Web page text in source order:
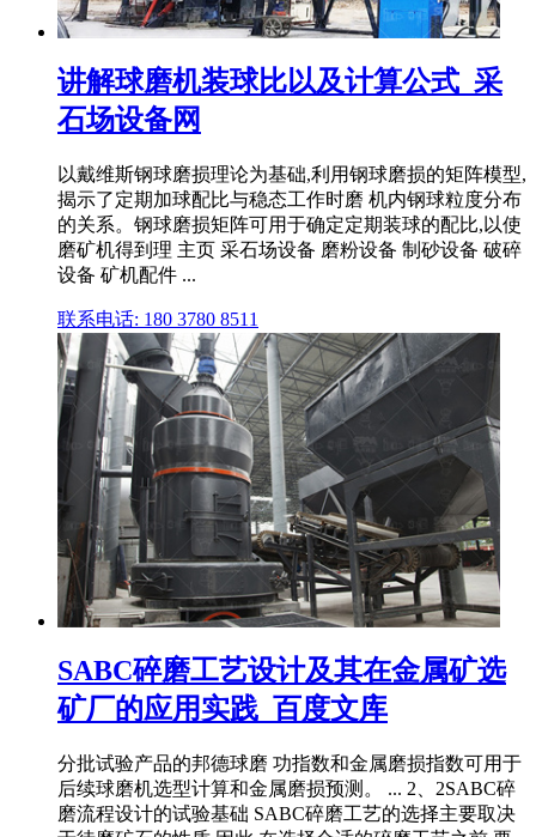
讲解球磨机装球比以及计算公式_采
石场设备网
以戴维斯钢球磨损理论为基础,利用钢球磨损的矩阵模型,
揭示了定期加球配比与稳态工作时磨 机内钢球粒度分布
的关系。钢球磨损矩阵可用于确定定期装球的配比,以使
磨矿机得到理 主页 采石场设备 磨粉设备 制砂设备 破碎
设备 矿机配件 ...
联系电话: 180 3780 8511
SABC碎磨工艺设计及其在金属矿选
矿厂的应用实践_百度文库
分批试验产品的邦德球磨 功指数和金属磨损指数可用于
后续球磨机选型计算和金属磨损预测。 ... 2、2SABC碎
磨流程设计的试验基础 SABC碎磨工艺的选择主要取决